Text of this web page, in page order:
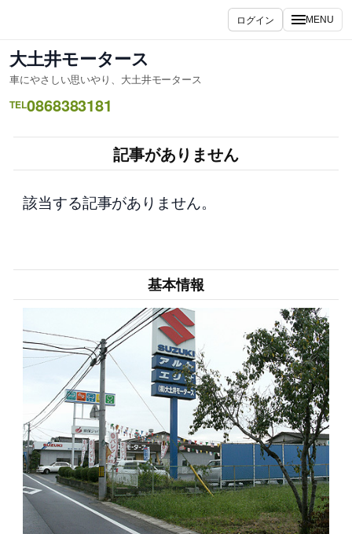
ス
キ
ッ
ログイン MENU
大土井モータース
車にやさしい思いやり、大土井モータース
TEL0868383181
記事がありません
該当する記事がありません。
基本情報